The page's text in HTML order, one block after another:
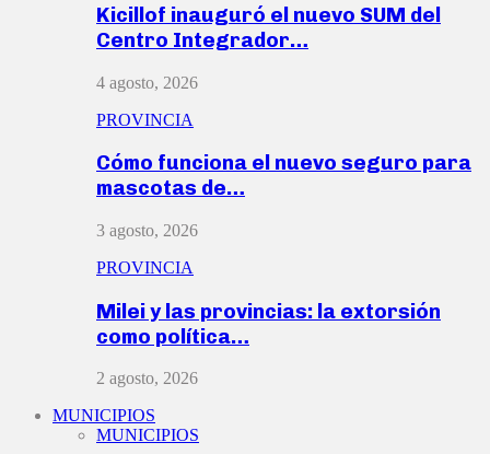
Kicillof inauguró el nuevo SUM del
Centro Integrador…
4 agosto, 2026
PROVINCIA
Cómo funciona el nuevo seguro para
mascotas de…
3 agosto, 2026
PROVINCIA
Milei y las provincias: la extorsión
como política…
2 agosto, 2026
MUNICIPIOS
MUNICIPIOS